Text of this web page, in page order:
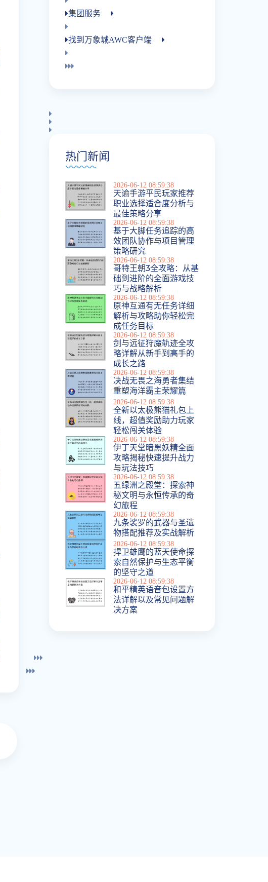
集团服务
找到万象城AWC客户端
热门新闻
2026-06-12 08:59:38
天谕手游平民玩家推荐
职业选择适合度分析与
最佳策略分享
2026-06-12 08:59:38
基于大脚任务追踪的高
效团队协作与项目管理
策略研究
2026-06-12 08:59:38
哥特王朝3全攻略：从基
础到进阶的全面游戏技
巧与战略解析
2026-06-12 08:59:38
原神互通有无任务详细
解析与攻略助你轻松完
成任务目标
2026-06-12 08:59:38
剑与远征狩魔轨迹全攻
略详解从新手到高手的
成长之路
2026-06-12 08:59:38
决战无畏之海勇者集结
重塑海洋霸主荣耀篇
2026-06-12 08:59:38
全新以太极熊猫礼包上
线，超值奖励助力玩家
轻松闯关体验
2026-06-12 08:59:38
伊丁天堂暗黑妖精全面
攻略揭秘快速提升战力
与玩法技巧
2026-06-12 08:59:38
五绿洲之殿堂：探索神
秘文明与永恒传承的奇
幻旅程
2026-06-12 08:59:38
九条裟罗的武器与圣遗
物搭配推荐及实战解析
2026-06-12 08:59:38
捍卫雄鹰的蓝天使命探
索自然保护与生态平衡
的坚守之道
2026-06-12 08:59:38
和平精英语音包设置方
法详解以及常见问题解
决方案